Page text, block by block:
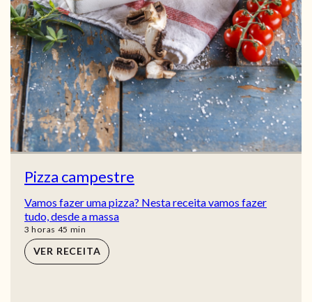
Pizza campestre
Vamos fazer uma pizza? Nesta receita vamos fazer
tudo, desde a massa
3 horas
horas 45 min
min
VER RECEITA